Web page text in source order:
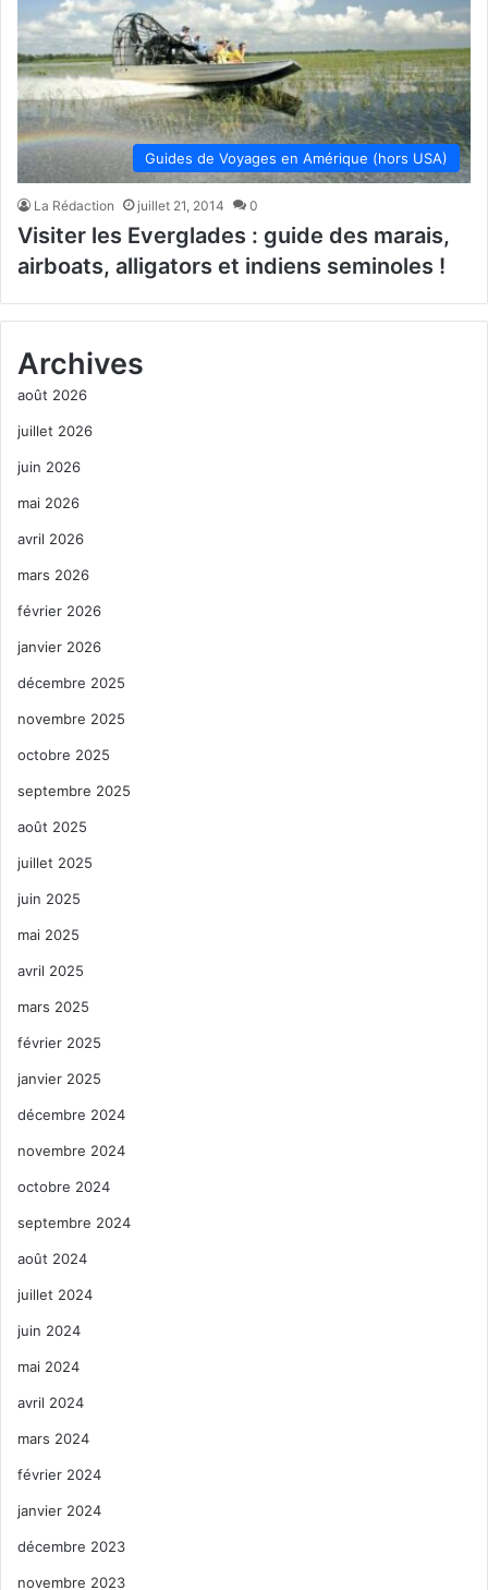
Guides de Voyages en Amérique (hors USA)
La Rédaction juillet 21, 2014 0
Visiter les Everglades : guide des marais,
airboats, alligators et indiens seminoles !
Archives
août 2026
juillet 2026
juin 2026
mai 2026
avril 2026
mars 2026
février 2026
janvier 2026
décembre 2025
novembre 2025
octobre 2025
septembre 2025
août 2025
juillet 2025
juin 2025
mai 2025
avril 2025
mars 2025
février 2025
janvier 2025
décembre 2024
novembre 2024
octobre 2024
septembre 2024
août 2024
juillet 2024
juin 2024
mai 2024
avril 2024
mars 2024
février 2024
janvier 2024
décembre 2023
novembre 2023